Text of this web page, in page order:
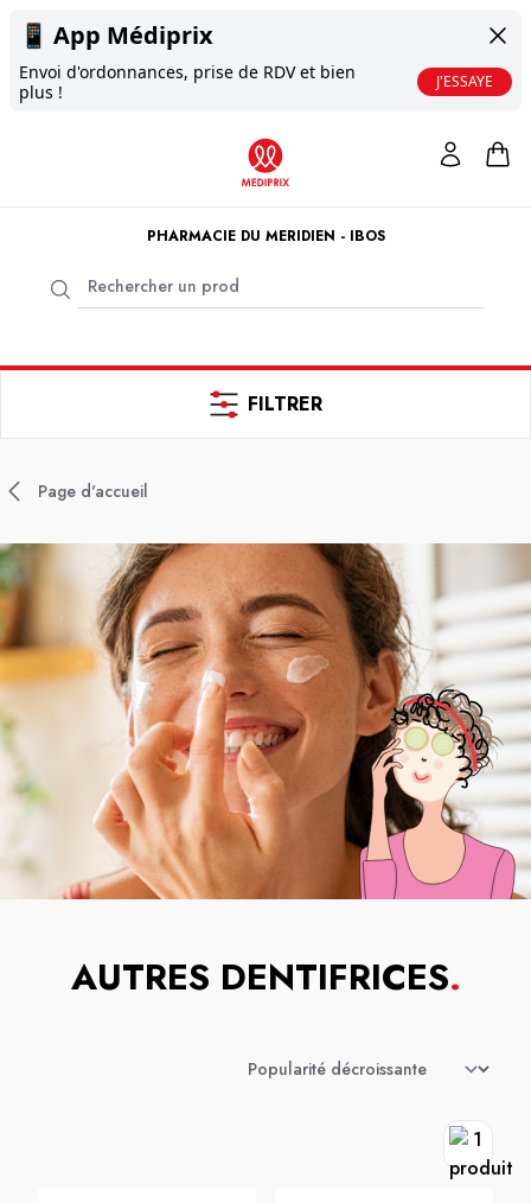
📱 App Médiprix
Envoi d'ordonnances, prise de RDV et bien
plus !
J'ESSAYE
PHARMACIE DU MERIDIEN - IBOS
FILTRER
Page d'accueil
AUTRES DENTIFRICES.